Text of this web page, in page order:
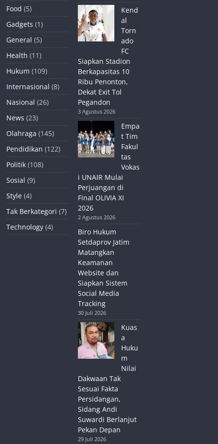
Food (5)
Gadgets (1)
General (5)
Health (11)
Hukum (109)
Internasional (8)
Nasional (26)
News (23)
Olahraga (145)
Pendidikan (122)
Politik (108)
Sosial (9)
Style (4)
Tak Berkategori (7)
Technology (4)
Kend
al
Torn
ado
FC
Siapkan Stadion
Berkapasitas 10
Ribu Penonton,
Dekat Exit Tol
Pegandon
3 Agustus 2026
Empa
t Tim
Fakul
tas
Vokas
i UNAIR Mulai
Perjuangan di
Final OLIVIA XI
2026
2 Agustus 2026
Biro Hukum
Setdaprov Jatim
Matangkan
Keamanan
Website dan
Siapkan Sistem
Social Media
Tracking
30 Juli 2026
Kuas
a
Huku
m
Nilai
Dakwaan Tak
Sesuai Fakta
Persidangan,
Sidang Andi
Suwardi Berlanjut
Pekan Depan
29 Juli 2026